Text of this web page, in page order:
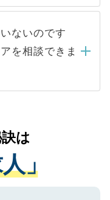
募が殺到する場
に合った人材の
るケースが増え
せん。内定先へ
ートナーが行い
はありませんの
イトからの登録
の個人情報は、
よび転職活動の
す。お預かりし
はご本人の許可
ついての厳密な
のみに付与され
取得済みです。
ないのです
を相談できま
関の状況や紹介
なアドバイスを
にご転職をされ
ートが可能です
い。
は
」